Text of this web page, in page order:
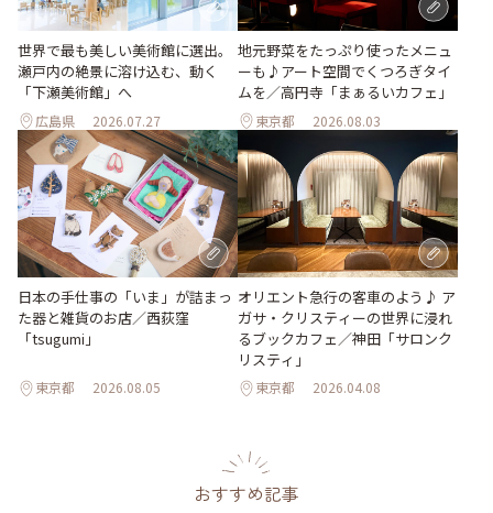
世界で最も美しい美術館に選出。
瀬戸内の絶景に溶け込む、動く
「下瀬美術館」へ
広島県 2026.07.27
地元野菜をたっぷり使ったメニュ
ーも♪アート空間でくつろぎタイ
ムを／高円寺「まぁるいカフェ」
東京都 2026.08.03
日本の手仕事の「いま」が詰まっ
た器と雑貨のお店／西荻窪
「tsugumi」
東京都 2026.08.05
オリエント急行の客車のよう♪ ア
ガサ・クリスティーの世界に浸れ
るブックカフェ／神田「サロンク
リスティ」
東京都 2026.04.08
おすすめ記事